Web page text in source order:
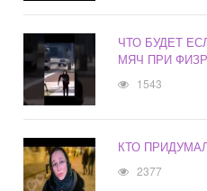
ЧТО БУДЕТ
МЯЧ ПРИ
1543
КТО
2377